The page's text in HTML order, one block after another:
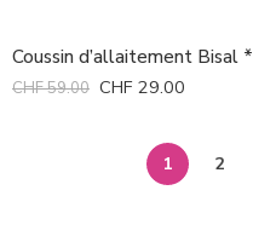
Coussin d’allaitement Bisal *
CHF59.00 CHF 29.00
1 2